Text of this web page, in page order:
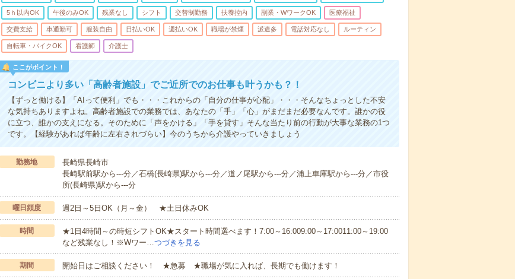
5ｈ以内OK 午後のみOK 残業なし シフト 交替制勤務 扶養控内 副業・WワークOK 医療福祉
交費支給 車通勤可 服装自由 日払いOK 週払いOK 職場が禁煙 派遣多 電話対応なし ルーティン
自転車・バイクOK 看護師 介護士
ここがポイント！
コンビニより多い「高齢者施設」でご近所でのお仕事も叶うかも？！
【ずっと働ける】「AIって便利」でも・・・これからの「自分の仕事が心配」・・・そんなちょっとした不安
な気持ちありますよね。高齢者施設での業務では、あなたの「手」「心」がまだまだ必要なんです。誰かの役
に立つ、誰かの支えになる。そのために「声をかける」「手を貸す」そんな当たり前の行動が大事な業務の1つ
です。【経験があれば年齢に左右されづらい】今のうちから介護やっていきましょう
勤務地
長崎県長崎市
長崎駅前駅から---分／石橋(長崎県)駅から---分／道ノ尾駅から---分／浦上車庫駅から---分／市役
所(長崎県)駅から---分
曜日頻度 週2日～5日OK（月～金） ★土日休みOK
時間
★1日4時間～の時短シフトOK★スタート時間選べます！7:00～16:009:00～17:0011:00～19:00
など残業なし！※Wワー…つづきを見る
期間 開始日はご相談ください！ ★急募 ★職場が気に入れば、長期でも働けます！